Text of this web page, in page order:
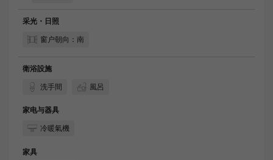
采光・日照
窗户朝向：南
衛浴設施
洗手間
風呂
家电与器具
冷暖氣機
家具